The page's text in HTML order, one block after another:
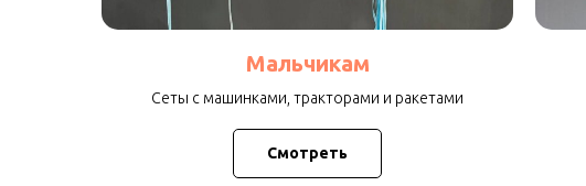
Мальчикам
Сеты с машинками, тракторами и ракетами
Смотреть